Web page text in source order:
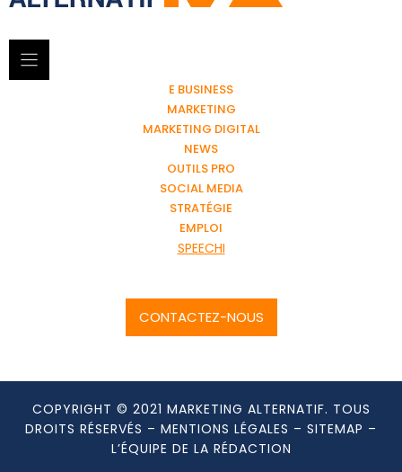
E BUSINESS
MARKETING
MARKETING DIGITAL
NEWS
OUTILS PRO
SOCIAL MEDIA
STRATÉGIE
EMPLOI
SPEECHI
CONTACTEZ-NOUS
COPYRIGHT © 2021 MARKETING ALTERNATIF. TOUS
DROITS RÉSERVÉS – MENTIONS LÉGALES – SITEMAP –
L’ÉQUIPE DE LA RÉDACTION